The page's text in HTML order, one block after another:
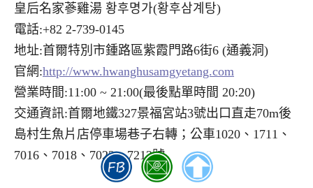
皇后名家蔘雞湯 황후명가(황후삼계탕)
電話:+82 2-739-0145
地址:首爾特別市鍾路區紫霞門路6街6 (通義洞)
官網:http://www.hwanghusamgyetang.com
營業時間:11:00 ~ 21:00(最後點單時間 20:20)
交通資訊:首爾地鐵327景福宮站3號出口直走70m後
島村生魚片店停車場巷子右轉；公車1020、1711、
7016、7018、7022、7212號